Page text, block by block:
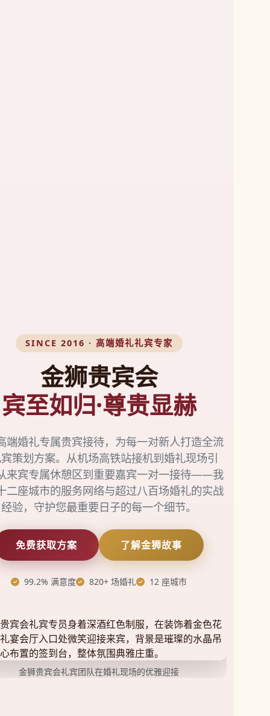
SINCE 2016 · 高端婚礼礼宾专家
金狮贵宾会
宾至如归·尊贵显赫
端婚礼专属贵宾接待，为每一对新人打造全流
策划方案。从机场高铁站接机到婚礼现场引
来宾专属休憩区到重要嘉宾一对一接待——我
二座城市的服务网络与超过八百场婚礼的实战
经验，守护您最重要日子的每一个细节。
免费获取方案 了解金狮故事
99.2% 满意度 820+ 场婚礼 12 座城市
金狮贵宾会礼宾团队在婚礼现场的优雅迎接